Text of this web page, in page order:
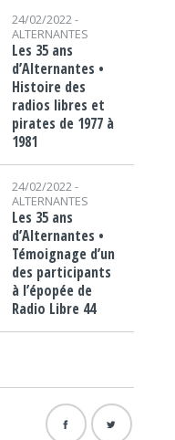
24/02/2022 -
ALTERNANTES
Les 35 ans
d’Alternantes •
Histoire des
radios libres et
pirates de 1977 à
1981
24/02/2022 -
ALTERNANTES
Les 35 ans
d’Alternantes •
Témoignage d’un
des participants
à l’épopée de
Radio Libre 44